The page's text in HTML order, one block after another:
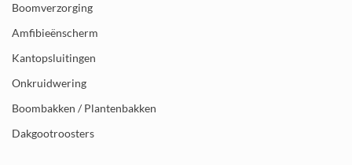
Boomverzorging
Amfibieënscherm
Kantopsluitingen
Onkruidwering
Boombakken / Plantenbakken
Dakgootroosters